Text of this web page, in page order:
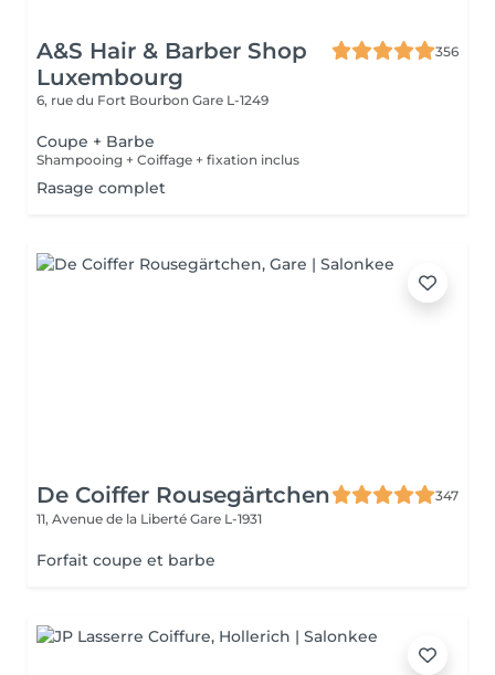
A&S Hair & Barber Shop
Luxembourg
356
6, rue du Fort Bourbon Gare L-1249
Coupe + Barbe
Shampooing + Coiffage + fixation inclus
Rasage complet
De Coiffer Rousegärtchen
347
11, Avenue de la Liberté Gare L-1931
Forfait coupe et barbe